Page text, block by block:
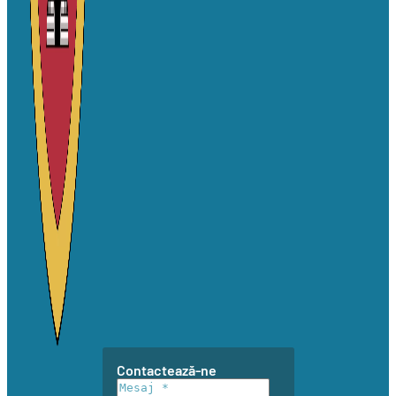
Contactează-ne